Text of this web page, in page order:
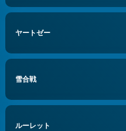
ヤートゼー
雪合戦
ルーレット